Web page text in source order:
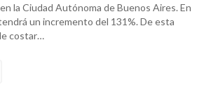
la Ciudad Autónoma de Buenos Aires. En
un incremento del 131%. De esta
costar…